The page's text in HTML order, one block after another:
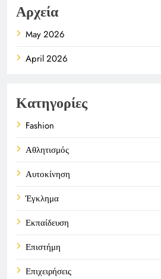
Αρχεία
May 2026
April 2026
Κατηγορίες
Fashion
Αθλητισμός
Αυτοκίνηση
Έγκλημα
Εκπαίδευση
Επιστήμη
Επιχειρήσεις